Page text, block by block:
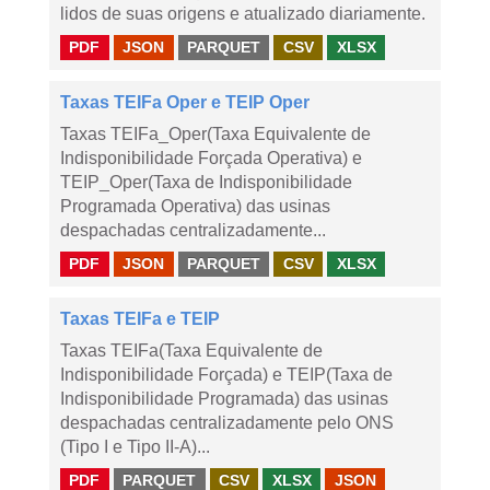
lidos de suas origens e atualizado diariamente.
PDF JSON PARQUET CSV XLSX
Taxas TEIFa Oper e TEIP Oper
Taxas TEIFa_Oper(Taxa Equivalente de
Indisponibilidade Forçada Operativa) e
TEIP_Oper(Taxa de Indisponibilidade
Programada Operativa) das usinas
despachadas centralizadamente...
PDF JSON PARQUET CSV XLSX
Taxas TEIFa e TEIP
Taxas TEIFa(Taxa Equivalente de
Indisponibilidade Forçada) e TEIP(Taxa de
Indisponibilidade Programada) das usinas
despachadas centralizadamente pelo ONS
(Tipo I e Tipo II-A)...
PDF PARQUET CSV XLSX JSON